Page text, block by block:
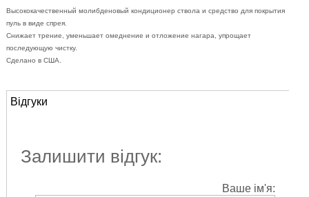
Высококачественный молибденовый кондиционер ствола и средство для покрытия
пуль в виде спрея.
Снижает трение, уменьшает омеднение и отложение нагара, упрощает
последующую чистку.
Сделано в США.
Відгуки
Залишити відгук:
Ваше ім'я: